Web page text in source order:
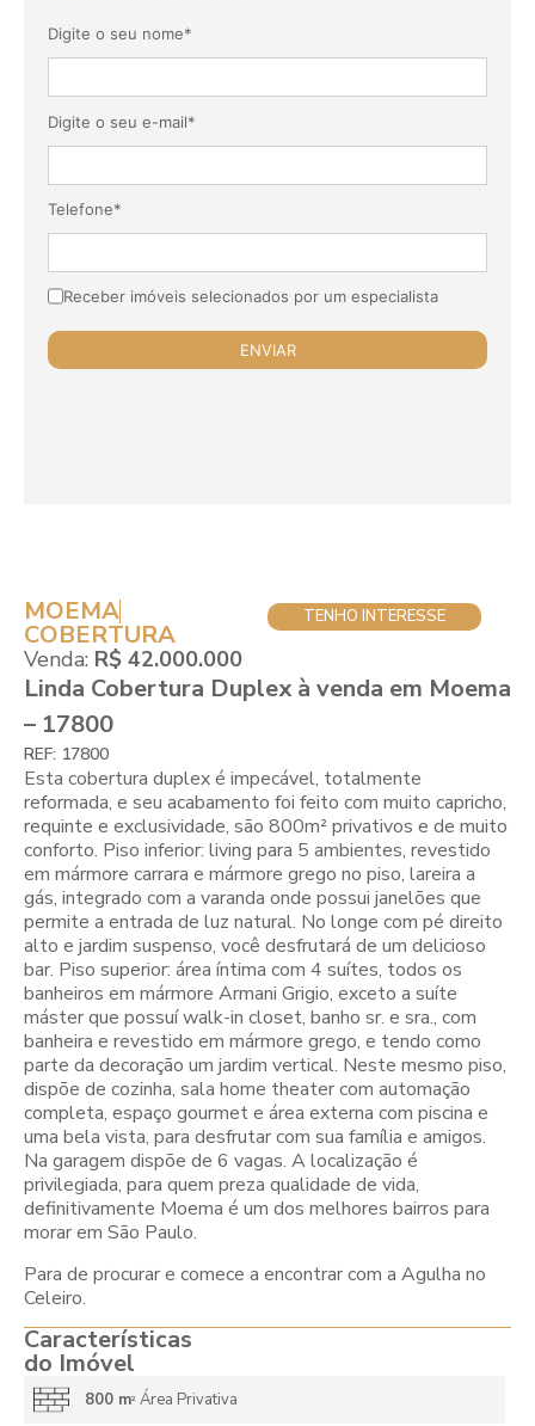
Digite o seu nome*
Digite o seu e-mail*
Telefone*
Receber imóveis selecionados por um especialista
MOEMA
COBERTURA
Venda: R$ 42.000.000
TENHO INTERESSE
Linda Cobertura Duplex à venda em Moema
– 17800
REF: 17800
Esta cobertura duplex é impecável, totalmente
reformada, e seu acabamento foi feito com muito capricho,
requinte e exclusividade, são 800m² privativos e de muito
conforto. Piso inferior: living para 5 ambientes, revestido
em mármore carrara e mármore grego no piso, lareira a
gás, integrado com a varanda onde possui janelões que
permite a entrada de luz natural. No longe com pé direito
alto e jardim suspenso, você desfrutará de um delicioso
bar. Piso superior: área íntima com 4 suítes, todos os
banheiros em mármore Armani Grigio, exceto a suíte
máster que possuí walk-in closet, banho sr. e sra., com
banheira e revestido em mármore grego, e tendo como
parte da decoração um jardim vertical. Neste mesmo piso,
dispõe de cozinha, sala home theater com automação
completa, espaço gourmet e área externa com piscina e
uma bela vista, para desfrutar com sua família e amigos.
Na garagem dispõe de 6 vagas. A localização é
privilegiada, para quem preza qualidade de vida,
definitivamente Moema é um dos melhores bairros para
morar em São Paulo.
Para de procurar e comece a encontrar com a Agulha no
Celeiro.
Características
do Imóvel
800 m2 Área Privativa